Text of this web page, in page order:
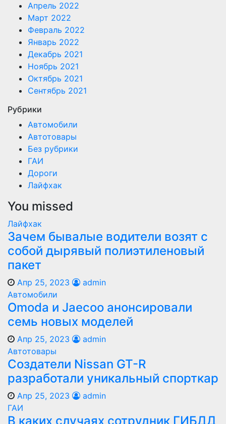
Апрель 2022
Март 2022
Февраль 2022
Январь 2022
Декабрь 2021
Ноябрь 2021
Октябрь 2021
Сентябрь 2021
Рубрики
Автомобили
Автотовары
Без рубрики
ГАИ
Дороги
Лайфхак
You missed
Лайфхак
Зачем бывалые водители возят с
собой дырявый полиэтиленовый
пакет
Апр 25, 2023
admin
Автомобили
Оmoda и Jaecoo анонсировали
семь новых моделей
Апр 25, 2023
admin
Автотовары
Создатели Nissan GT-R
разработали уникальный спорткар
Апр 25, 2023
admin
ГАИ
В каких случаях сотрудник ГИБДД